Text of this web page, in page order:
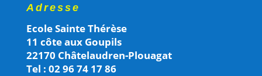
Adresse
Ecole Sainte Thérèse
11 côte aux Goupils
22170 Châtelaudren-Plouagat
Tel : 02 96 74 17 86